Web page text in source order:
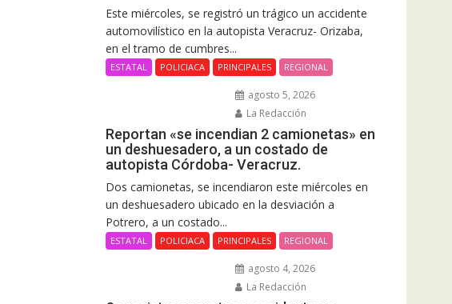
Este miércoles, se registró un trágico un accidente
automovilístico en la autopista Veracruz- Orizaba,
en el tramo de cumbres...
ESTATAL POLICIACA PRINCIPALES REGIONAL
agosto 5, 2026
La Redacción
Reportan «se incendian 2 camionetas» en
un deshuesadero, a un costado de
autopista Córdoba- Veracruz.
Dos camionetas, se incendiaron este miércoles en
un deshuesadero ubicado en la desviación a
Potrero, a un costado...
ESTATAL POLICIACA PRINCIPALES REGIONAL
agosto 4, 2026
La Redacción